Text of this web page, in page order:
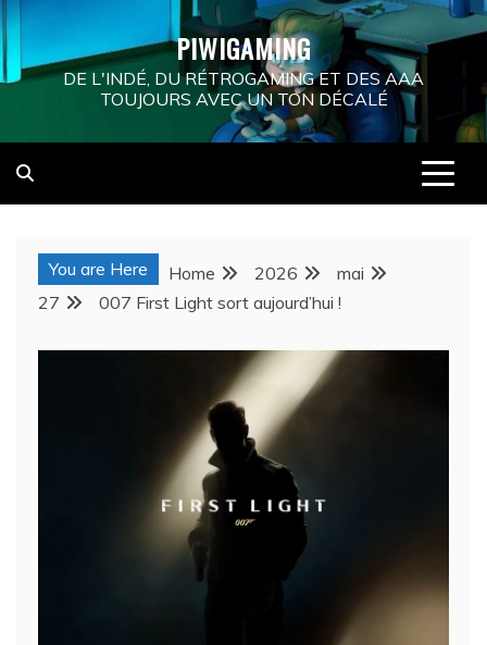
Skip
to
content
PIWIGAMING
DE L'INDÉ, DU RÉTROGAMING ET DES AAA
TOUJOURS AVEC UN TON DÉCALÉ
You are Here Home 2026
mai
27
007 First Light sort aujourd’hui !